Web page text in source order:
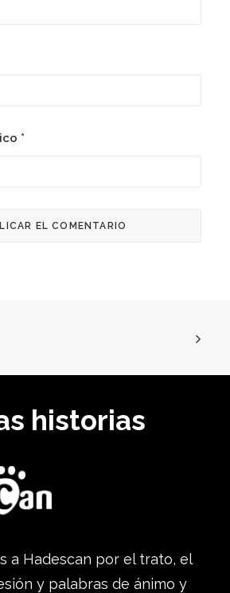
*
historias
a Hadescan por el trato, el
y palabras de ánimo y